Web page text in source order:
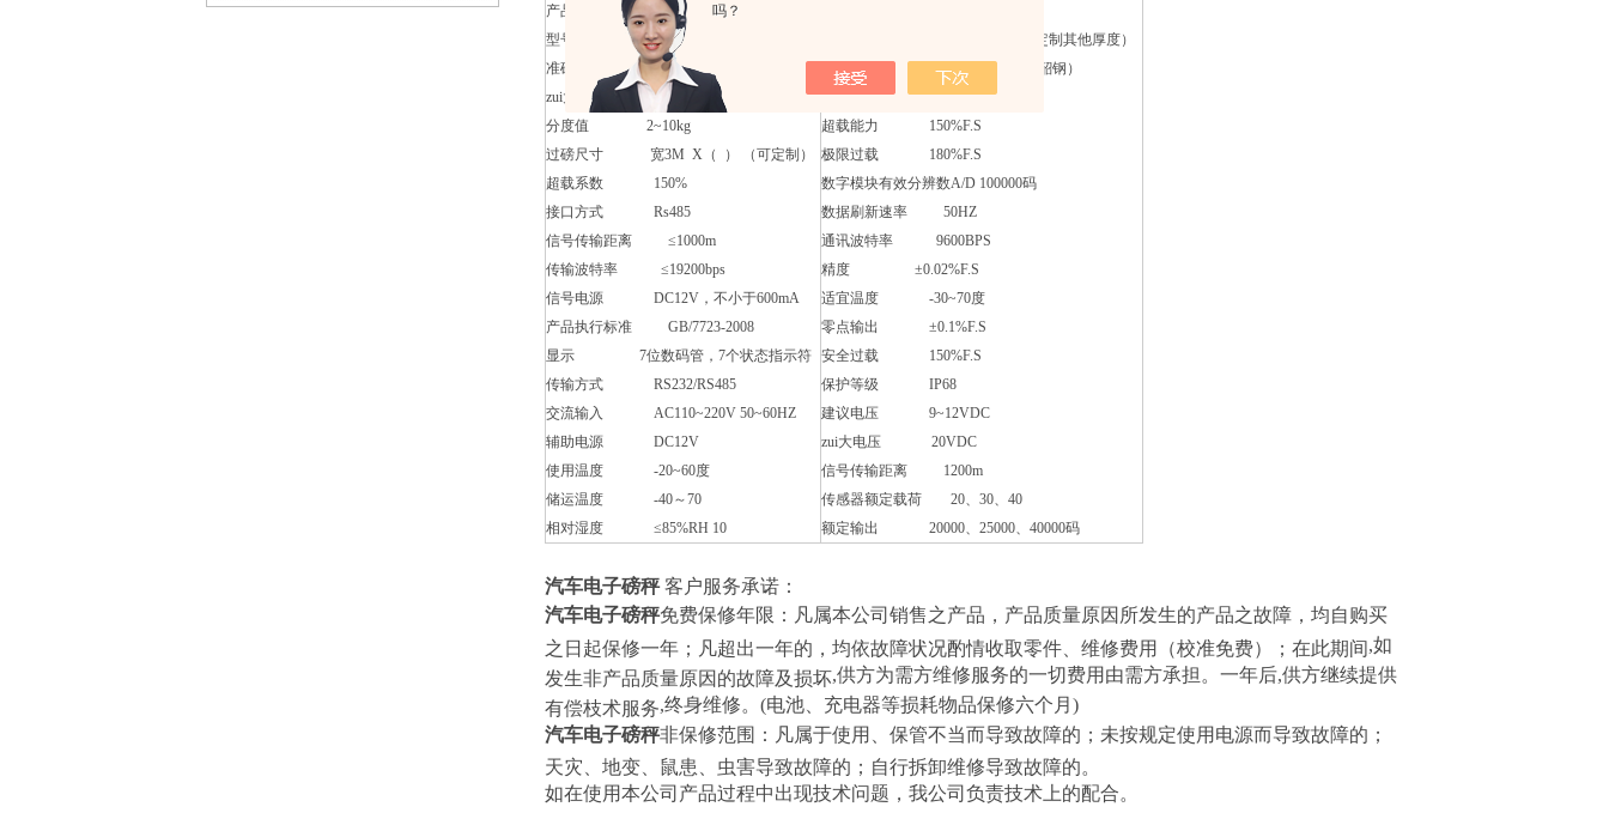
吗？
产品品类 U型钢地磅
型号LCS-10~200T
准确度 3级
zui大称量1~200T
分度值 2~10kg
过磅尺寸 宽3M X（ ） （可定制）
超载系数 150%
接口方式 Rs485
信号传输距离 ≤1000m
传输波特率 ≤19200bps
信号电源 DC12V ，不小于600mA
产品执行标准 GB/7723-2008
显示 7位数码管， 7个状态指示符
传输方式 RS232/RS485
交流输入 AC110~220V 50~60HZ
辅助电源 DC12V
使用温度 -20~60度
储运温度 -40～70
相对湿度 ≤85%RH 10
（可定制其他厚度）
材料
钢材
上海宝钢，韶钢）
密度7.85g/cm3
超载能力 150%F.S
极限过载 180%F.S
数字模块有效分辨数A/D 100000码
数据刷新速率 50HZ
通讯波特率 9600BPS
精度 ±0.02%F.S
适宜温度 -30~70度
零点输出 ±0.1%F.S
安全过载 150%F.S
保护等级 IP68
建议电压 9~12VDC
zui大电压 20VDC
信号传输距离 1200m
传感器额定载荷 20、 30、 40
额定输出 20000、 25000、 40000码
汽车电子磅秤 客户服务承诺：
汽车电子磅秤免费保修年限：凡属本公司销售之产品，产品质量原因所发生的产品之故障，均自购买
之日起保修一年；凡超出一年的，均依故障状况酌情收取零件、维修费用（校准免费）；在此期间 ,如
发生非产品质量原因的故障及损坏,供方为需方维修服务的一切费用由需方承担。一年后,供方继续提供
有偿枝术服务,终身维修。 (电池、充电器等损耗物品保修六个月 )
汽车电子磅秤非保修范围：凡属于使用、保管不当而导致故障的；未按规定使用电源而导致故障的；
天灾、地变、鼠患、虫害导致故障的；自行拆卸维修导致故障的。
如在使用本公司产品过程中出现技术问题，我公司负责技术上的配合。